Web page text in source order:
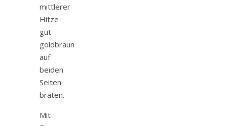
mittlerer
Hitze
gut
goldbraun
auf
beiden
Seiten
braten.
Mit